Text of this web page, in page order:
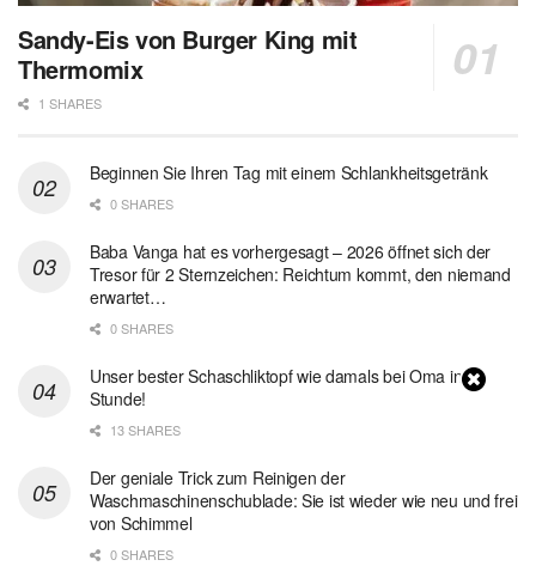
Sandy-Eis von Burger King mit
Thermomix
1 SHARES
Beginnen Sie Ihren Tag mit einem Schlankheitsgetränk
0 SHARES
Baba Vanga hat es vorhergesagt – 2026 öffnet sich der
Tresor für 2 Sternzeichen: Reichtum kommt, den niemand
erwartet…
0 SHARES
Unser bester Schaschliktopf wie damals bei Oma in 1
Stunde!
13 SHARES
Der geniale Trick zum Reinigen der
Waschmaschinenschublade: Sie ist wieder wie neu und frei
von Schimmel
0 SHARES